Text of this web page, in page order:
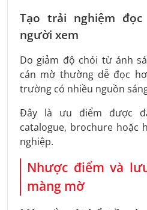
Tạo trải nghiệm
người xem
Do giảm độ chói từ ánh
cán mờ thường dễ đọc
trường có nhiều nguồn
Đây là ưu điểm được
catalogue, brochure hoặc
nghiệp.
Nhược điểm và
màng mờ